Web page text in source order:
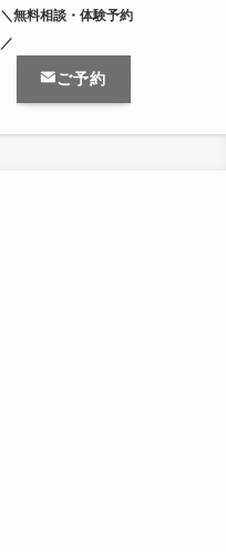
＼無料相談・体験予約
／
ご予約